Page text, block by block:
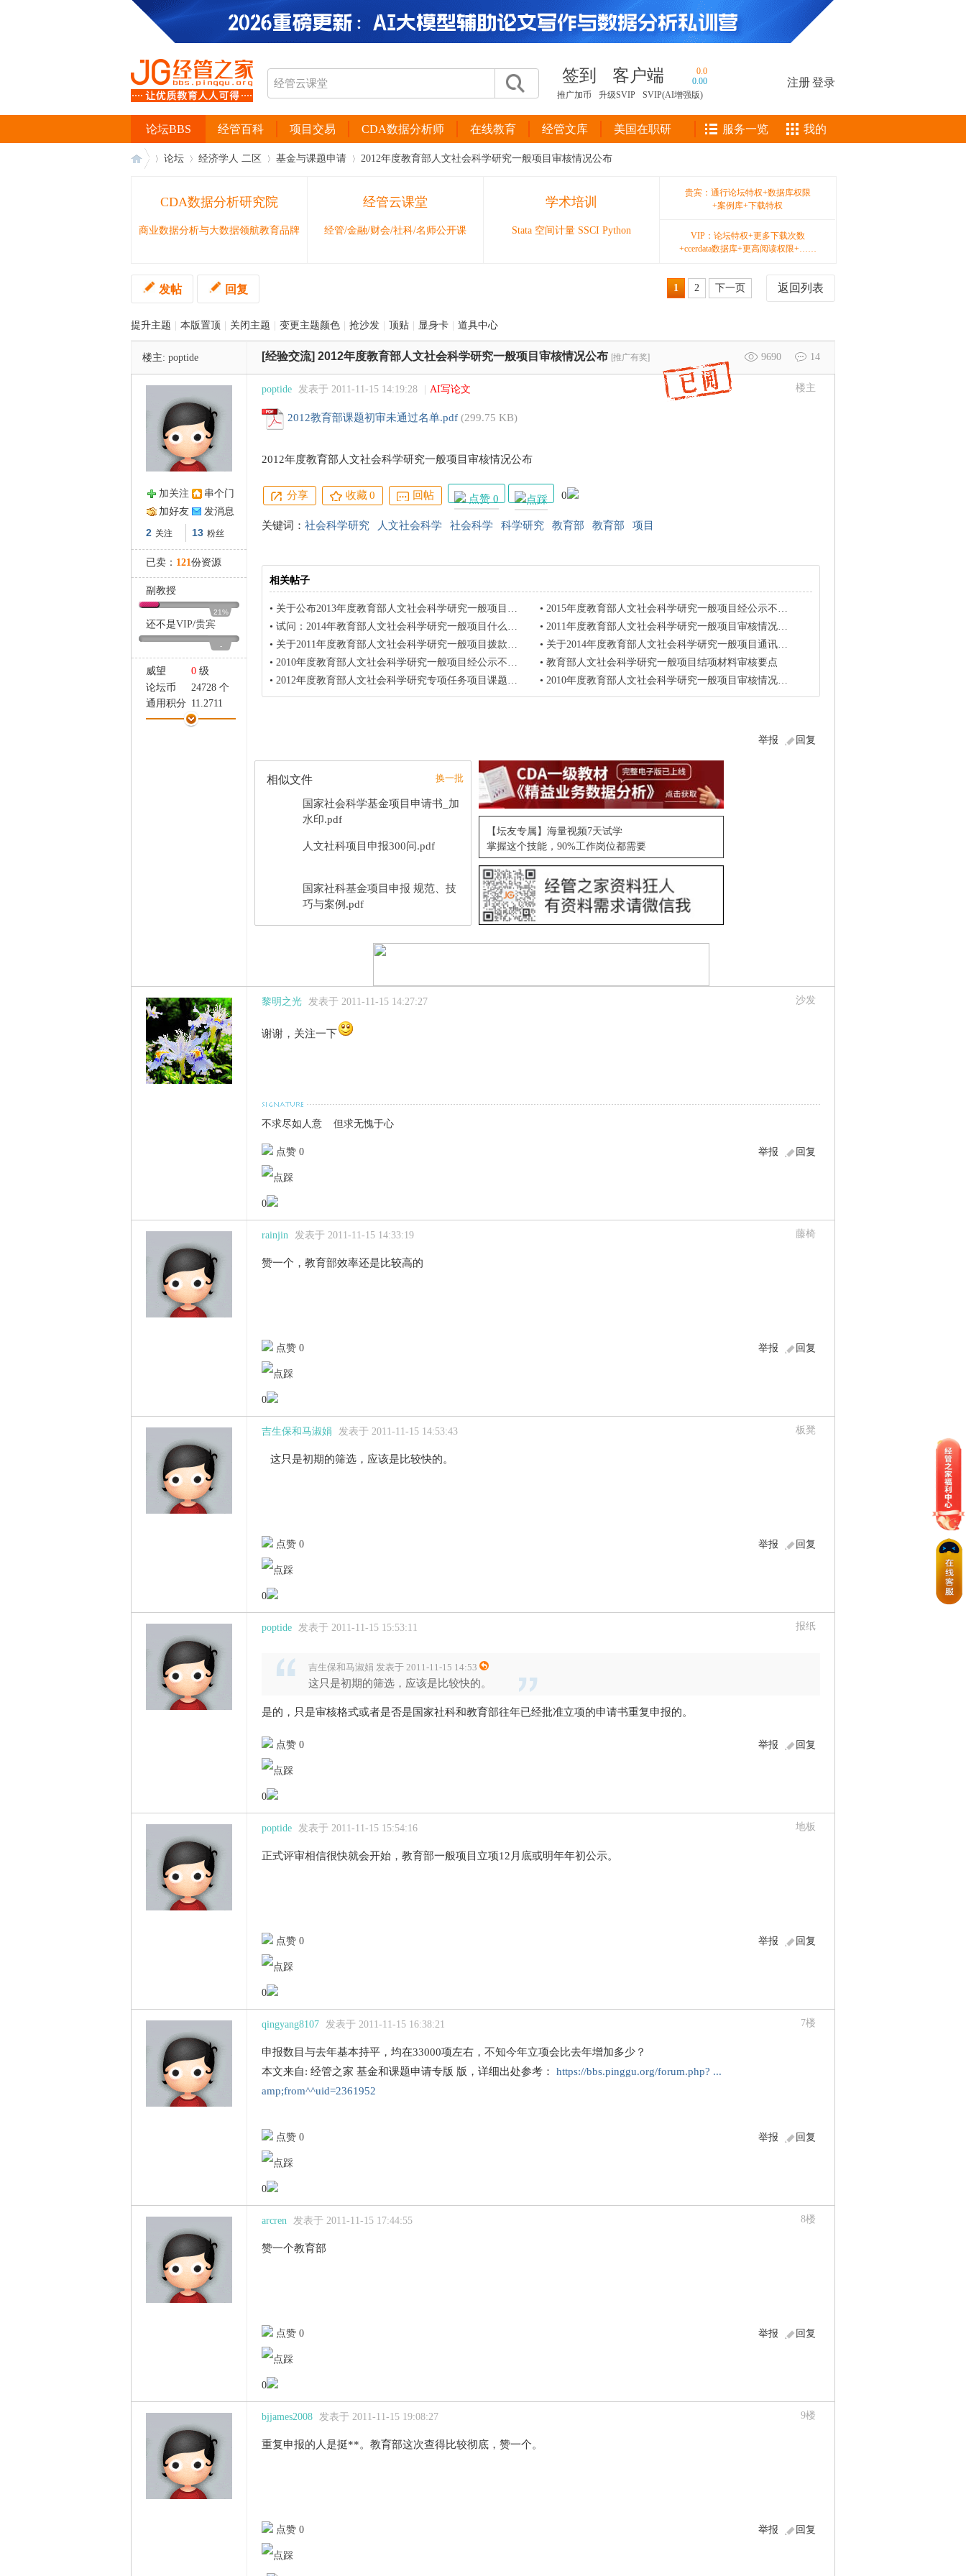
签到 客户端
0.0
0.00
推广加币
升级SVIP SVIP(AI增强版)
注册登录
经管百科 项目交易 CDA数据分析师 在线教育 经管文库 美国在职研
论坛BBS 服务一览 我的
论坛 经济学人 二区 基金与课题申请 2012年度教育部人文社会科学研究一般项目审核情况公布
CDA数据分析研究院
商业数据分析与大数据领航教育品牌
经管云课堂
经管/金融/财会/社科/名师公开课
学术培训
Stata 空间计量 SSCI Python
贵宾：通行论坛特权+数据库权限
+案例库+下载特权
VIP：论坛特权+更多下载次数
+ccerdata数据库+更高阅读权限+……
返回列表
1 2 下一页
发帖 回复
提升主题 本版置顶 关闭主题 变更主题颜色 抢沙发 顶贴 显身卡 道具中心
楼主: poptide 9690 14
[经验交流] 2012年度教育部人文社会科学研究一般项目审核情况公布 [推广有奖]
加关注
串个门
加好友
发消息
2 关注 13 粉丝
已卖： 121份资源
副教授
21%
还不是VIP/贵宾
-
威望 0 级
论坛币
24728 个
通用积分 11.2711
学术水平
1 点
楼主
poptide 发表于 2011-11-15 14:19:28 AI写论文
2012教育部课题初审未通过名单.pdf (299.75 KB)
2012年度教育部人文社会科学研究一般项目审核情况公布
分享 收藏0 回帖 点赞 0 0
关键词： 社会科学研究 人文社会科学 社会科学 科学研究 教育部 教育部 项目
相关帖子
• 关于公布2013年度教育部人文社会科学研究一般项目经公示 • 2015年度教育部人文社会科学研究一般项目经公示不予立项名单
• 试问：2014年教育部人文社会科学研究一般项目什么时候开始申报 • 2011年度教育部人文社会科学研究一般项目审核情况公布
• 关于2011年度教育部人文社会科学研究一般项目拨款的通知 • 关于2014年度教育部人文社会科学研究一般项目通讯评审的函
• 2010年度教育部人文社会科学研究一般项目经公示不予立项的名单 • 教育部人文社会科学研究一般项目结项材料审核要点
• 2012年度教育部人文社会科学研究专项任务项目课题指南 • 2010年度教育部人文社会科学研究一般项目审核情况公布
回复
举报
相似文件 换一批
国家社会科学基金项目申请书_加
水印.pdf
人文社科项目申报300问.pdf
国家社科基金项目申报 规范、技
巧与案例.pdf
【坛友专属】海量视频7天试学
掌握这个技能，90%工作岗位都需要
沙发
黎明之光 发表于 2011-11-15 14:27:27
谢谢，关注一下
不求尽如人意 但求无愧于心
回复
举报
点赞 0
0
藤椅
rainjin 发表于 2011-11-15 14:33:19
赞一个，教育部效率还是比较高的
回复
举报
点赞 0
0
板凳
吉生保和马淑娟 发表于 2011-11-15 14:53:43
这只是初期的筛选，应该是比较快的。
回复
举报
点赞 0
0
报纸
poptide 发表于 2011-11-15 15:53:11
吉生保和马淑娟 发表于 2011-11-15 14:53
这只是初期的筛选，应该是比较快的。
是的，只是审核格式或者是否是国家社科和教育部往年已经批准立项的申请书重复申报的。
回复
举报
点赞 0
0
地板
poptide 发表于 2011-11-15 15:54:16
正式评审相信很快就会开始，教育部一般项目立项12月底或明年年初公示。
回复
举报
点赞 0
0
7楼
qingyang8107 发表于 2011-11-15 16:38:21
申报数目与去年基本持平，均在33000项左右，不知今年立项会比去年增加多少？
本文来自: 经管之家 基金和课题申请专版 版，详细出处参考： https://bbs.pinggu.org/forum.php? ...
amp;from^^uid=2361952
回复
举报
点赞 0
0
8楼
arcren 发表于 2011-11-15 17:44:55
赞一个教育部
回复
举报
点赞 0
0
9楼
bjjames2008 发表于 2011-11-15 19:08:27
重复申报的人是挺**。教育部这次查得比较彻底，赞一个。
回复
举报
点赞 0